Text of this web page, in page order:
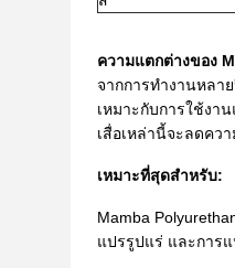
ความแตกต่างของ
จากการทำงานหลา
เหมาะกับการใช้ง
เสื่อเหล่านี้จะลดคว
เหมาะที่สุดสำหรับ:
Mamba
แปรรูปแร่ และการ